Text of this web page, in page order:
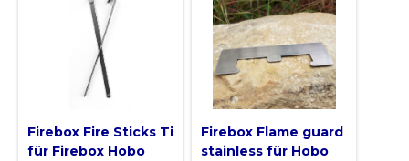
Firebox Fire Sticks Ti
für Firebox Hobo
Firebox Flame guard
stainless für Hobo